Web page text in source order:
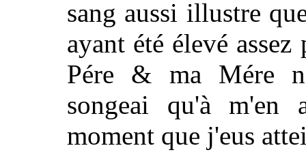
sang aussi illustre
ayant été élevé
Pére & ma Mére
songeai qu'à m'en
moment que j'eus